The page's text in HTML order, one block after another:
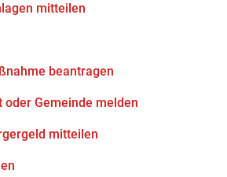
mitteilen
beantragen
Gemeinde melden
mitteilen